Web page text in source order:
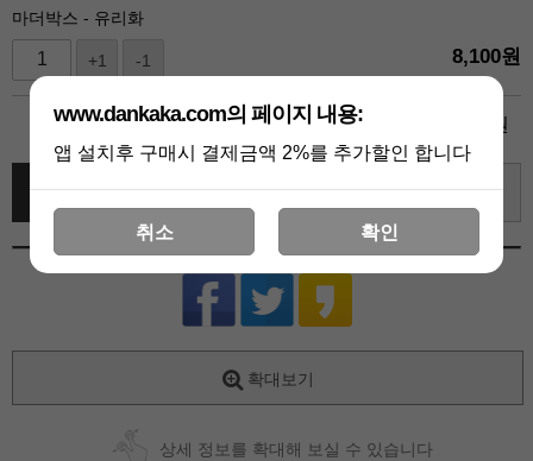
마더박스 - 유리화
+1 -1 8,100원
총 상품 금액 원
바로 구매하기 장바구니 관심상품
확대보기
상세 정보를 확대해 보실 수 있습니다
www.dankaka.com의 페이지 내용:
앱 설치후 구매시 결제금액 2%를 추가할인 합니다
취소 확인